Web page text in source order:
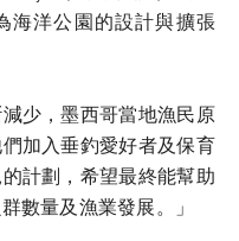
海洋公園的設計與擴張
少，墨西哥當地漁民原
加入垂釣愛好者及保育
計劃，希望最終能幫助
數量及漁業發展。」